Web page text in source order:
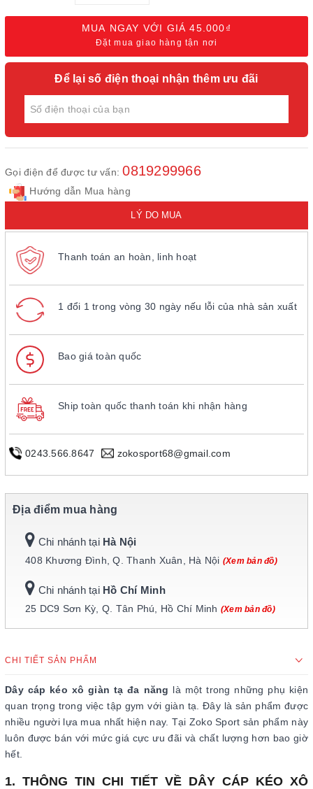
MUA NGAY VỚI GIÁ45.000₫
Đặt mua giao hàng tận nơi
Để lại số điện thoại nhận thêm ưu đãi
Gọi điện để được tư vấn:0819299966
Hướng dẫn Mua hàng
LÝ DO MUA
Thanh toán an hoàn, linh hoạt
1 đổi 1 trong vòng 30 ngày nếu lỗi của nhà sản xuất
Bao giá toàn quốc
Ship toàn quốc thanh toán khi nhận hàng
0243.566.8647 zokosport68@gmail.com
Địa điểm mua hàng
Chi nhánh tại Hà Nội
408 Khương Đình, Q. Thanh Xuân, Hà Nội (Xem bản đồ)
Chi nhánh tại Hồ Chí Minh
25 DC9 Sơn Kỳ, Q. Tân Phú, Hồ Chí Minh (Xem bản đồ)
CHI TIẾT SẢN PHẨM
Dây cáp kéo xô giàn tạ đa năng là một trong những phụ kiện
quan trọng trong việc tập gym với giàn tạ. Đây là sản phẩm được
nhiều người lựa mua nhất hiện nay. Tại Zoko Sport sản phẩm này
luôn được bán với mức giá cực ưu đãi và chất lượng hơn bao giờ
hết.
1. THÔNG TIN CHI TIẾT VỀ DÂY CÁP KÉO XÔ